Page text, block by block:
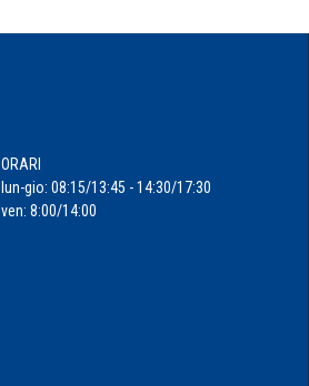
ORARI
lun-gio: 08:15/13:45 - 14:30/17:30
ven: 8:00/14:00